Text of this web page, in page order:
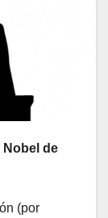
Nobel de
(por